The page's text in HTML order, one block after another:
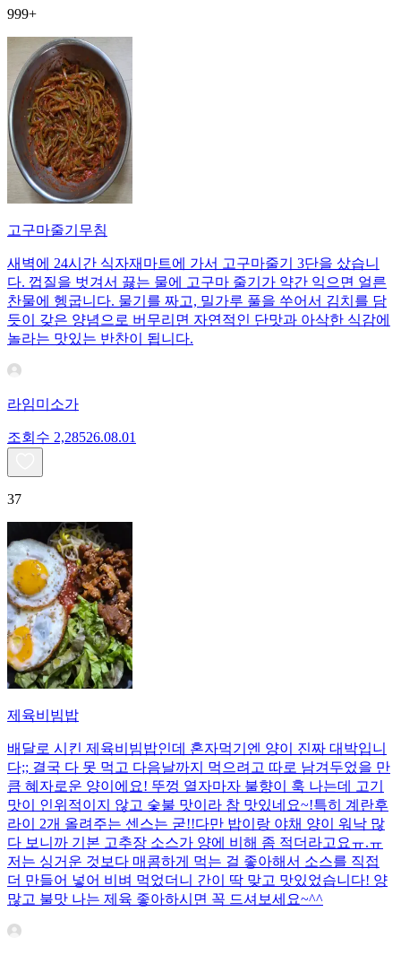
999+
고구마줄기무침
새벽에 24시간 식자재마트에 가서 고구마줄기 3단을 샀습니
다. 껍질을 벗겨서 끓는 물에 고구마 줄기가 약간 익으면 얼른
찬물에 헹굽니다. 물기를 짜고, 밀가루 풀을 쑤어서 김치를 담
듯이 갖은 양념으로 버무리면 자연적인 단맛과 아삭한 식감에
놀라는 맛있는 반찬이 됩니다.
라임미소가
조회수 2,28526.08.01
37
제육비빔밥
배달로 시킨 제육비빔밥인데 혼자먹기엔 양이 진짜 대박입니
다;; 결국 다 못 먹고 다음날까지 먹으려고 따로 남겨두었을 만
큼 혜자로운 양이에요! 뚜껑 열자마자 불향이 훅 나는데 고기
맛이 인위적이지 않고 숯불 맛이라 참 맛있네요~!특히 계란후
라이 2개 올려주는 센스는 굳!! ​다만 밥이랑 야채 양이 워낙 많
다 보니까 기본 고추장 소스가 양에 비해 좀 적더라고요ㅠ.ㅠ
저는 싱거운 것보다 매콤하게 먹는 걸 좋아해서 소스를 직접
더 만들어 넣어 비벼 먹었더니 간이 딱 맞고 맛있었습니다! 양
많고 불맛 나는 제육 좋아하시면 꼭 드셔보세요~^^